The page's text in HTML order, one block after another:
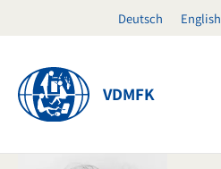
Deutsch English
VDMFK